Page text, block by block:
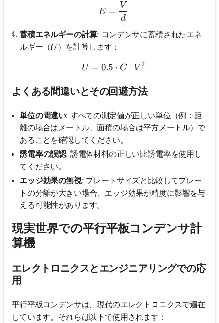
E = \frac{V}{d}
E =
d
V
蓄積エネルギーの計算: コンデンサに蓄積されたエネ
ルギー（U
U ）を計算します：
U = 0.5 \cdot C \cdot
U = 0.5 ⋅ C ⋅ V 2
よくある間違いとその回避方法
単位の間違い: すべての測定値が正しい単位（例：距
離の場合はメートル、面積の場合は平方メートル）で
あることを確認してください。
誘電率の誤認: 誘電体材料の正しい比誘電率を使用し
てください。
エッジ効果の無視: プレートサイズと比較してプレー
トの分離が大きい場合、エッジ効果が精度に影響を与
える可能性があります。
現実世界での平行平板コンデンサ計
算機
エレクトロニクスとエンジニアリングでの応
用
平行平板コンデンサは、現代のエレクトロニクスで遍在
しています。それらは以下で使用されます：